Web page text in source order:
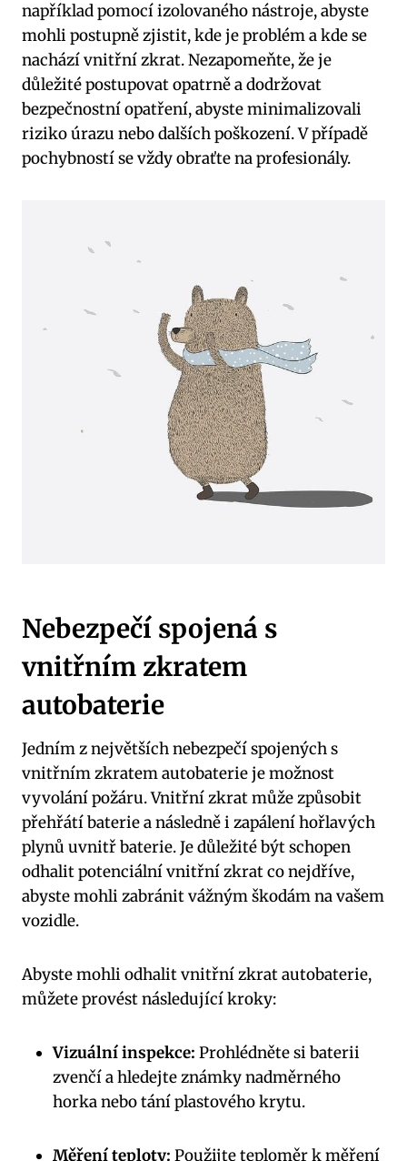
například pomocí izolovaného nástroje, abyste
mohli postupně zjistit, kde je problém a kde se
nachází vnitřní zkrat. Nezapomeňte, že je
důležité postupovat opatrně a dodržovat
bezpečnostní opatření, abyste minimalizovali
riziko úrazu nebo dalších poškození. V případě
pochybností se vždy obraťte na profesionály.
Nebezpečí spojená s
vnitřním zkratem
autobaterie
Jedním z největších nebezpečí spojených s
vnitřním zkratem autobaterie je možnost
vyvolání požáru. Vnitřní zkrat může způsobit
přehřátí baterie a následně i zapálení hořlavých
plynů uvnitř baterie. Je důležité být schopen
odhalit potenciální vnitřní zkrat co nejdříve,
abyste mohli zabránit vážným škodám na vašem
vozidle.
Abyste mohli odhalit vnitřní zkrat autobaterie,
můžete provést následující kroky:
Vizuální inspekce: Prohlédněte si baterii
zvenčí a hledejte známky nadměrného
horka nebo tání plastového krytu.
Měření teploty: Použijte teploměr k měření